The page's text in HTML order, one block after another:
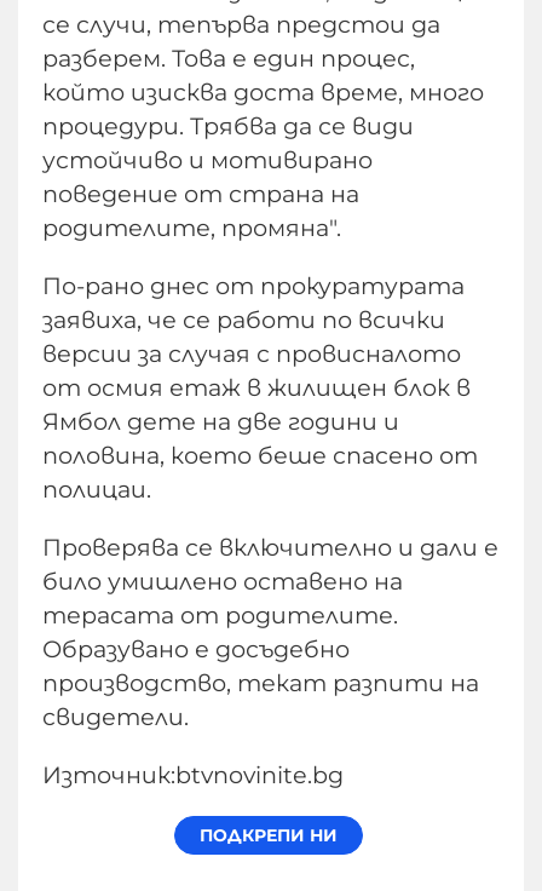
се случи, тепърва предстои да
разберем. Това е един процес,
който изисква доста време, много
процедури. Трябва да се види
устойчиво и мотивирано
поведение от страна на
родителите, промяна".
По-рано днес от прокуратурата
заявиха, че се работи по всички
версии за случая с провисналото
от осмия етаж в жилищен блок в
Ямбол дете на две години и
половина, което беше спасено от
полицаи.
Проверява се включително и дали е
било умишлено оставено на
терасата от родителите.
Образувано е досъдебно
производство, текат разпити на
свидетели.
Източник:btvnovinite.bg